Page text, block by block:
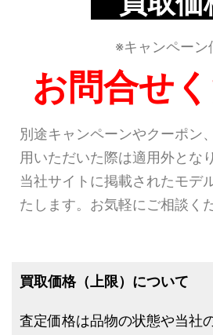
※キャンペーン
お問合せ
別途キャンペーンやクーポン
用いただいた際は適用外とな
当社サイトに掲載されたモデ
たします。お気軽にご相談く
買取価格（上限）について
査定価格は品物の状態や当社